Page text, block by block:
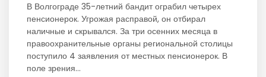
В Волгограде 35-летний бандит ограбил четырех
пенсионерок. Угрожая расправой, он отбирал
наличные и скрывался. За три осенних месяца в
правоохранительные органы региональной столицы
поступило 4 заявления от местных пенсионерок. В
поле зрения...